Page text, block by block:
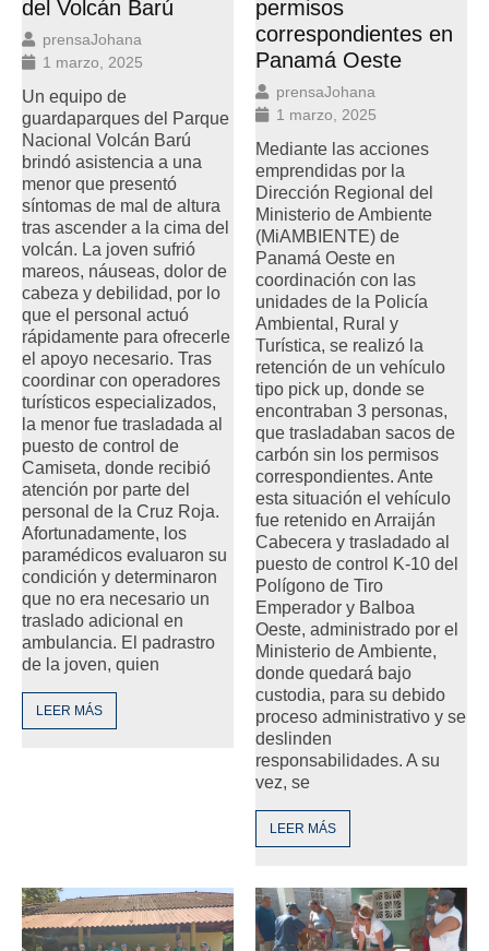
del Volcán Barú
prensaJohana
1 marzo, 2025
Un equipo de
guardaparques del Parque
Nacional Volcán Barú
brindó asistencia a una
menor que presentó
síntomas de mal de altura
tras ascender a la cima del
volcán. La joven sufrió
mareos, náuseas, dolor de
cabeza y debilidad, por lo
que el personal actuó
rápidamente para ofrecerle
el apoyo necesario. Tras
coordinar con operadores
turísticos especializados,
la menor fue trasladada al
puesto de control de
Camiseta, donde recibió
atención por parte del
personal de la Cruz Roja.
Afortunadamente, los
paramédicos evaluaron su
condición y determinaron
que no era necesario un
traslado adicional en
ambulancia. El padrastro
de la joven, quien
LEER MÁS
permisos
correspondientes en
Panamá Oeste
prensaJohana
1 marzo, 2025
Mediante las acciones
emprendidas por la
Dirección Regional del
Ministerio de Ambiente
(MiAMBIENTE) de
Panamá Oeste en
coordinación con las
unidades de la Policía
Ambiental, Rural y
Turística, se realizó la
retención de un vehículo
tipo pick up, donde se
encontraban 3 personas,
que trasladaban sacos de
carbón sin los permisos
correspondientes. Ante
esta situación el vehículo
fue retenido en Arraiján
Cabecera y trasladado al
puesto de control K-10 del
Polígono de Tiro
Emperador y Balboa
Oeste, administrado por el
Ministerio de Ambiente,
donde quedará bajo
custodia, para su debido
proceso administrativo y se
deslinden
responsabilidades. A su
vez, se
LEER MÁS